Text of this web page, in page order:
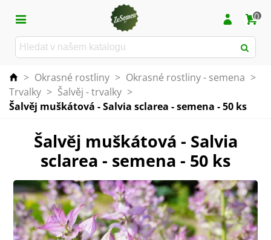
0
> Okrasné rostliny > Okrasné rostliny - semena >
Trvalky > Šalvěj - trvalky >
Šalvěj muškátová - Salvia sclarea - semena - 50 ks
Šalvěj muškátová - Salvia
sclarea - semena - 50 ks